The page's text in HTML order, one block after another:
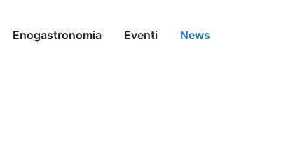
Enogastronomia Eventi News